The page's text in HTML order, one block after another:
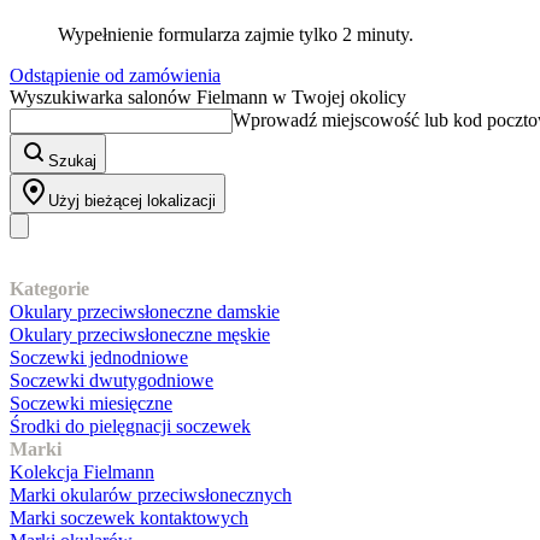
Wypełnienie formularza zajmie tylko 2 minuty.
Odstąpienie od zamówienia
Wyszukiwarka salonów Fielmann w Twojej okolicy
Wprowadź miejscowość lub kod
Szukaj
Użyj bieżącej lokalizacji
Kategorie
Okulary przeciwsłoneczne damskie
Okulary przeciwsłoneczne męskie
Soczewki jednodniowe
Soczewki dwutygodniowe
Soczewki miesięczne
Środki do pielęgnacji soczewek
Marki
Kolekcja Fielmann
Marki okularów przeciwsłonecznych
Marki soczewek kontaktowych